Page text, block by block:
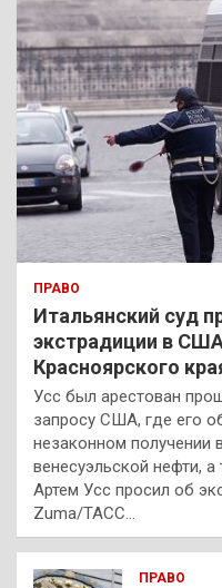
ПРАВО
Итальянский суд
экстрадиции в
Красноярского
Усс был арестован
запросу США, где его
незаконном получении
венесуэльской нефти,
Артем Усс просил об
Zuma/ТАСС…
ПРАВО